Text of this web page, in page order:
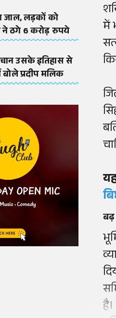
जाल, लड़कों को
ठगे 6 करोड़ रुपये
उसके इतिहास से
बोले प्रदीप मलिक
में
बढ़